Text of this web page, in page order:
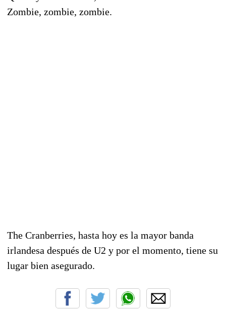
Zombie, zombie, zombie.
The Cranberries, hasta hoy es la mayor banda
irlandesa después de U2 y por el momento, tiene su
lugar bien asegurado.